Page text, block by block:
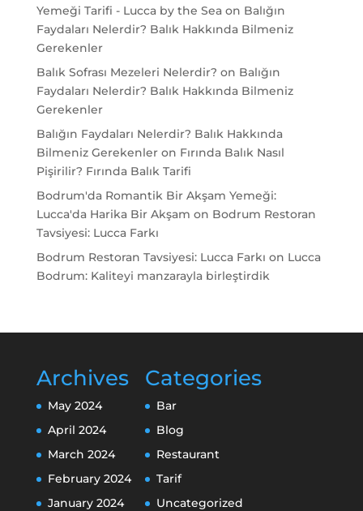
Yemeği Tarifi - Lucca by the Seaon Balığın
Faydaları Nelerdir? Balık Hakkında Bilmeniz
Gerekenler
Balık Sofrası Mezeleri Nelerdir? on Balığın
Faydaları Nelerdir? Balık Hakkında Bilmeniz
Gerekenler
Balığın Faydaları Nelerdir? Balık Hakkında
Bilmeniz Gerekenleron Fırında Balık Nasıl
Pişirilir? Fırında Balık Tarifi
Bodrum'da Romantik Bir Akşam Yemeği:
Lucca'da Harika Bir Akşam on Bodrum Restoran
Tavsiyesi: Lucca Farkı
Bodrum Restoran Tavsiyesi: Lucca Farkı on Lucca
Bodrum: Kaliteyi manzarayla birleştirdik
Archives
May 2024
April 2024
March 2024
February 2024
January 2024
Categories
Bar
Blog
Restaurant
Tarif
Uncategorized